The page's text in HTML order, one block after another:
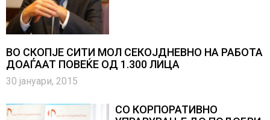
ВО СКОПЈЕ СИТИ МОЛ СЕКОЈДНЕВНО НА РАБОТА
ДОАЃААТ ПОВЕЌЕ ОД 1.300 ЛИЦА
30 јануари, 2015
СО КОРПОРАТИВНО